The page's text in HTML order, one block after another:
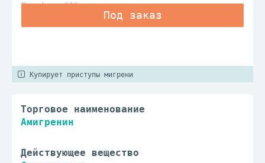
Верофарм ОАО
Купирует приступы мигрени
Торговое наименование
Амигренин
Действующее вещество